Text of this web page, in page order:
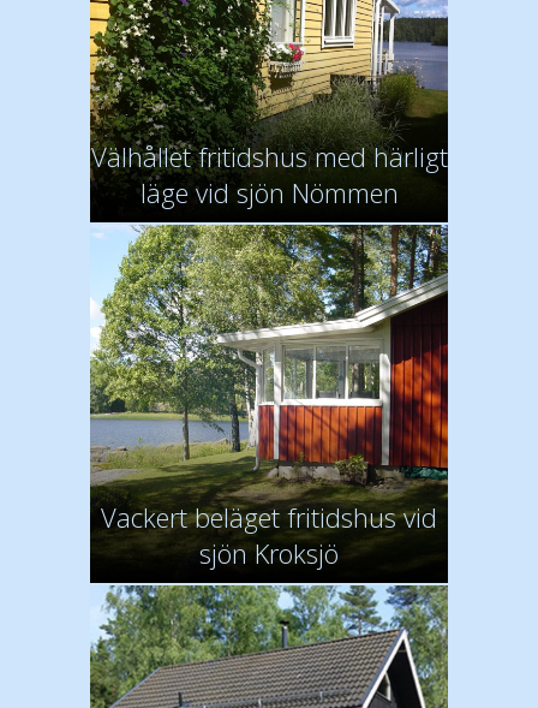
Välhållet fritidshus med härligt
läge vid sjön Nömmen
Vackert beläget fritidshus vid
sjön Kroksjö